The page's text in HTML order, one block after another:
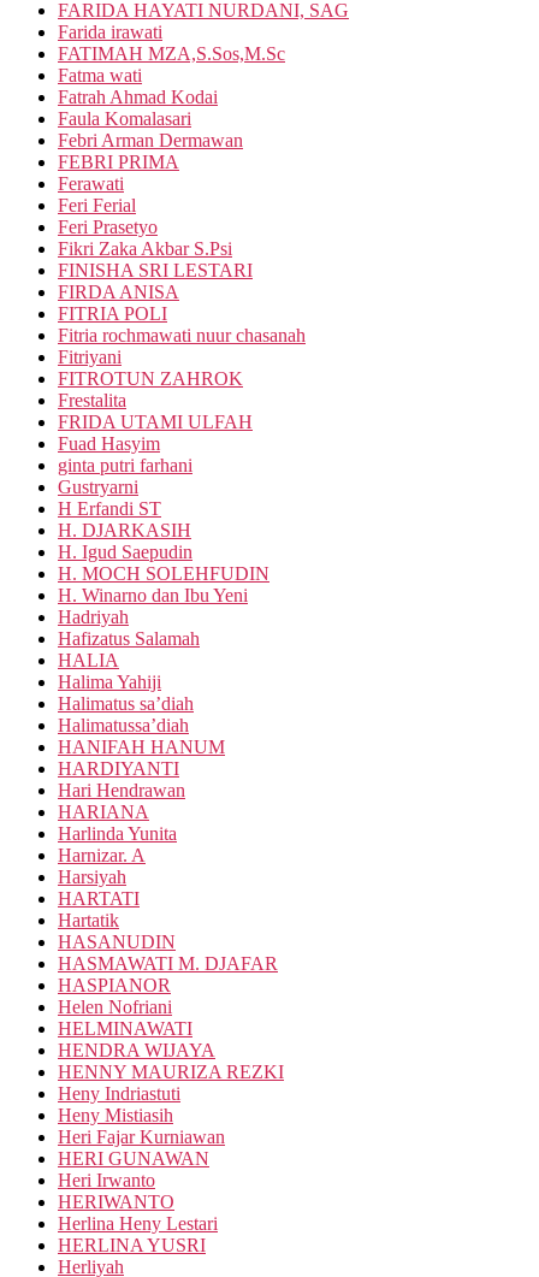
FARIDA HAYATI NURDANI, SAG
Farida irawati
FATIMAH MZA,S.Sos,M.Sc
Fatma wati
Fatrah Ahmad Kodai
Faula Komalasari
Febri Arman Dermawan
FEBRI PRIMA
Ferawati
Feri Ferial
Feri Prasetyo
Fikri Zaka Akbar S.Psi
FINISHA SRI LESTARI
FIRDA ANISA
FITRIA POLI
Fitria rochmawati nuur chasanah
Fitriyani
FITROTUN ZAHROK
Frestalita
FRIDA UTAMI ULFAH
Fuad Hasyim
ginta putri farhani
Gustryarni
H Erfandi ST
H. DJARKASIH
H. Igud Saepudin
H. MOCH SOLEHFUDIN
H. Winarno dan Ibu Yeni
Hadriyah
Hafizatus Salamah
HALIA
Halima Yahiji
Halimatus sa’diah
Halimatussa’diah
HANIFAH HANUM
HARDIYANTI
Hari Hendrawan
HARIANA
Harlinda Yunita
Harnizar. A
Harsiyah
HARTATI
Hartatik
HASANUDIN
HASMAWATI M. DJAFAR
HASPIANOR
Helen Nofriani
HELMINAWATI
HENDRA WIJAYA
HENNY MAURIZA REZKI
Heny Indriastuti
Heny Mistiasih
Heri Fajar Kurniawan
HERI GUNAWAN
Heri Irwanto
HERIWANTO
Herlina Heny Lestari
HERLINA YUSRI
Herliyah